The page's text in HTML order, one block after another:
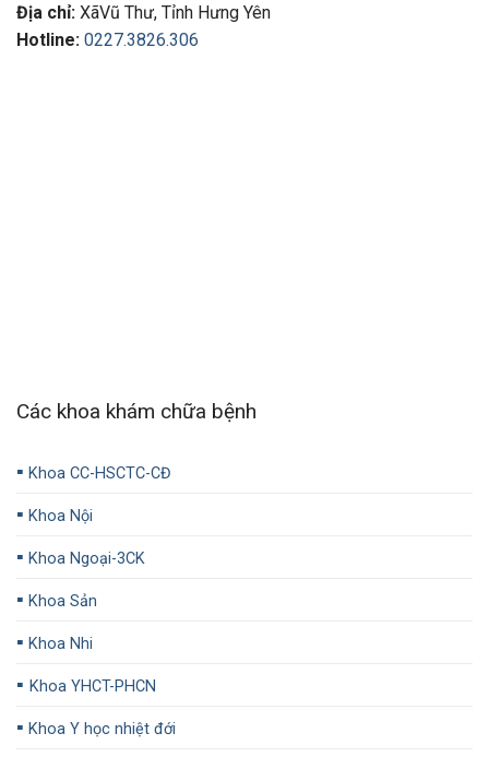
Địa chỉ: XãVũ Thư, Tỉnh Hưng Yên
Hotline: 0227.3826.306
Các khoa khám chữa bệnh
▪️ Khoa CC-HSCTC-CĐ
▪️ Khoa Nội
▪️ Khoa Ngoại-3CK
▪️ Khoa Sản
▪️ Khoa Nhi
▪️ Khoa YHCT-PHCN
▪️ Khoa Y học nhiệt đới